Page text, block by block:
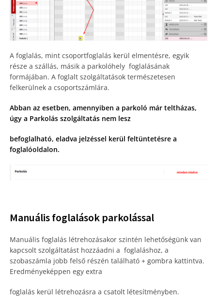
A foglalás, mint csoportfoglalás kerül elmentésre, egyik
része a szállás, másik a parkolóhely foglalásának
formájában. A foglalt szolgáltatások természetesen
felkerülnek a csoportszámlára.
Abban az esetben, amennyiben a parkoló már teltházas,
úgy a Parkolás szolgáltatás nem lesz
befoglalható, eladva jelzéssel kerül feltüntetésre a
foglalóoldalon.
Manuális foglalások parkolással
Manuális foglalás létrehozásakor szintén lehetőségünk van
kapcsolt szolgáltatást hozzáadni a foglaláshoz, a
szobaszámla jobb felső részén található + gombra kattintva.
Eredményeképpen egy extra
foglalás kerül létrehozásra a csatolt létesítményben.